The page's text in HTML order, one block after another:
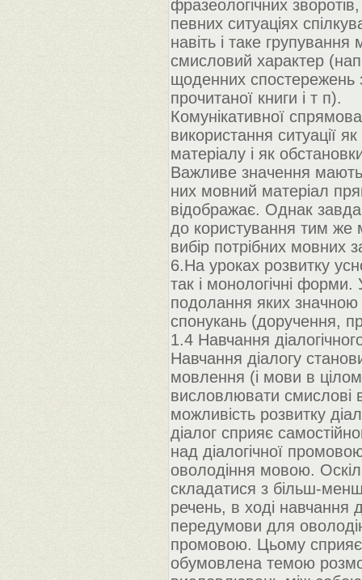
фразеологічних
певних ситуаціях
навіть і таке
смисловий характер
щоденних спостережень
прочитаної книги і т п).
Комунікативної
використання ситуації
матеріалу і як
Важливе значення мають
них мовний матеріал
відображає. Однак
до користування тим же
вибір потрібних мовних
6.На уроках розвитку
так і монологічні форми.
подолання яких
спонукань (доручення,
1.4 Навчання
Навчання діалогу
мовлення (і мови в
висловлювати смислові
можливість розвитку
діалог сприяє
над діалогічної
оволодіння мовою.
складатися з більш-
речень, в ході навчання
передумови для
промовою. Цьому сприяє і
обумовлена темою